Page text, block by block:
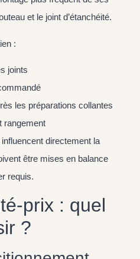
et le joint d’étanchéité.
:
joints
les préparations collantes
rangement
directement la
être mises en balance
requis.
prix : quel
?